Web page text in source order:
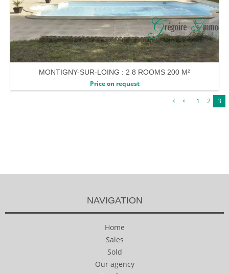
MONTIGNY-SUR-LOING : 2 8 ROOMS 200 M²
Price on request
1 2 3
NAVIGATION
Home
Sales
Sold
Our agency